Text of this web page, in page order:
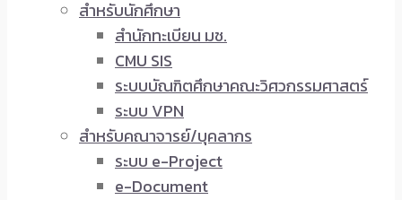
สำหรับนักศึกษา
สำนักทะเบียน มช.
CMU SIS
ระบบบัณฑิตศึกษาคณะวิศวกรรมศาสตร์
ระบบ VPN
สำหรับคณาจารย์/บุคลากร
ระบบ e-Project
e-Document